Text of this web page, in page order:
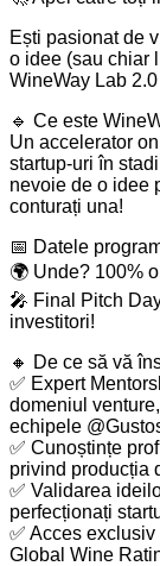
Ești pasionat de
o idee (sau chiar
WineWay Lab
🔹 Ce este
Un accelerator
startup-uri în
nevoie de o idee
conturați una!
📅 Datele
🌍 Unde? 100%
🎤 Final Pitch
investitori!
🔸 De ce să vă
✅ Expert
domeniul
echipele
✅ Cunoștințe
privind producția
✅ Validarea
perfecționați
✅ Acces
Global Wine